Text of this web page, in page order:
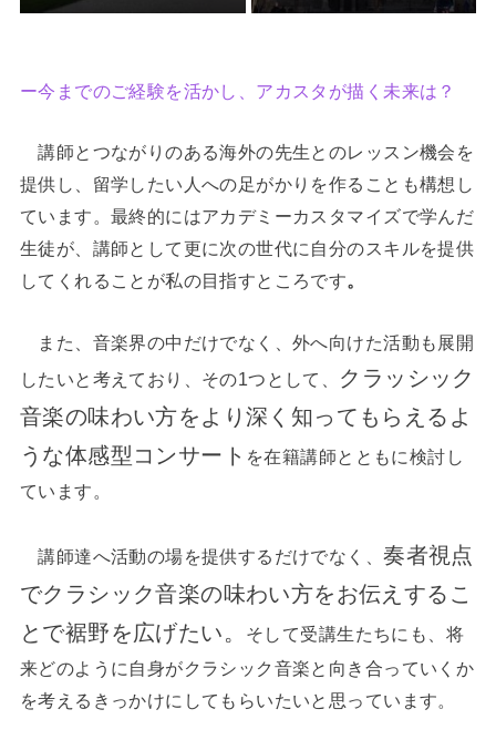
ー今までのご経験を活かし、アカスタが描く未来は？
講師とつながりのある海外の先生とのレッスン機会を
提供し、留学したい人への足がかりを作ることも構想し
ています。最終的にはアカデミーカスタマイズで学んだ
生徒が、講師として更に次の世代に自分のスキルを提供
してくれることが私の目指すところです。
また、音楽界の中だけでなく、外へ向けた活動も展開
したいと考えており、その1つとして、 クラッシック
音楽の味わい方をより深く知ってもらえるよ
うな体感型コンサート を在籍講師とともに検討し
ています。
講師達へ活動の場を提供するだけでなく、奏者視点
でクラシック音楽の味わい方をお伝えするこ
とで裾野を広げたい。
そして受講生たちにも、将
来どのように自身がクラシック音楽と向き合っていくか
を考えるきっかけにしてもらいたいと思っています。